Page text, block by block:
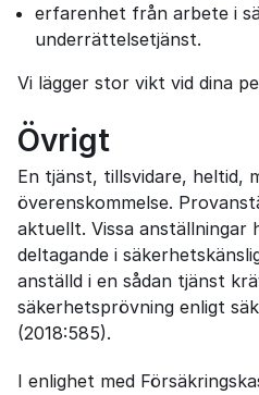
erfarenhet från arbete i
underrättelsetjänst.
Vi lägger stor vikt vid dina
Övrigt
En tjänst, tillsvidare, heltid,
överenskommelse.
aktuellt. Vissa anställningar
deltagande i
anställd i en sådan tjänst
säkerhetsprövning enligt
(2018:585).
I enlighet med